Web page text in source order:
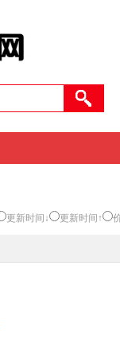
更新时间↓ 更新时间↑